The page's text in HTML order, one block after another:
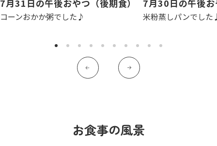
保育園に関するお問い合わせ
プライバシーポリシー サイトのご利用について
7月31日の午後おやつ（後期食）
コーンおかか粥でした♪
7月30日の午後
米粉蒸しパンでし
お食事の風景